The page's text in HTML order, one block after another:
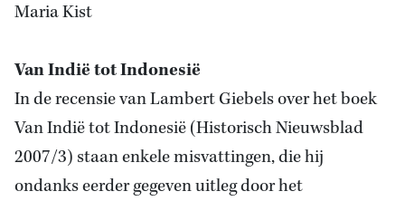
Maria Kist
Van Indië tot Indonesië
Inde recensie van LambertGiebels over het boek
Van Indië tot Indonesië (Historisch Nieuwsblad
2007/3) staan enkele misvattingen, die hij
ondanks eerder gegeven uitleg door het